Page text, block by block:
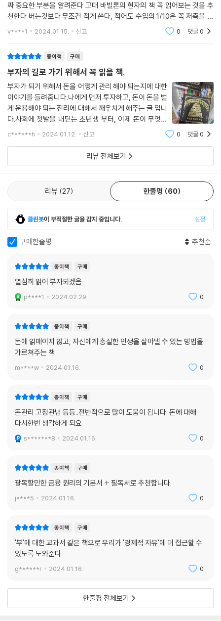
짜 중요한 부분을 알려준다 고대 바빌론의 현자의 책 꼭 읽어보는 것을 추
천한다 버는것보다 무조건 적게 쓴다, 적어도 수입의 1/10은 꼭 저축을 해
야한다 등 좋은 이야기가 담아져있다 한번 읽어보니 괜찮아서 시간 날때
v****1 2024.01.15. 신고 0 댓글0
종이책 구매
부자의 길로 가기 위해서 꼭 읽을 책.
부자가 되기 위해서 돈을 어떻게 관리 해야 되는지에 대한
이야기를 들려줍니다.나에게 먼저 투자하고, 돈이 돈을 벌
게 운용해야 되는 진리에 대해서 깨우치게 해주는 글 입니
다.사회에 첫발을 내딛는 초년생 부터, 이제 돈이 무엇인
지 아는 3040 세대들에게도 충분히 공감이 될 이야기들
c******h 2024.01.12. 신고 0 댓글0
리뷰 전체보기
리뷰 27 한줄평 60
클린봇이 부적절한 글을 감지 중입니다. 설정
구매한줄평 추천순
종이책 구매
열심히 읽어 부자되겠음
p****1 2024.02.29. 0
종이책 구매
돈에 얽매이지 않고, 자신에게 충실한 인생을 살아낼 수 있는 방법을
가르쳐주는 책
m****w 2024.01.16. 0
종이책 구매
돈관리 고정관념 등등..전반적으로 많이 도움이 됩니다. 돈에 대해
다시한번 생각하게 되요
s*******8 2024.01.16. 0
종이책 구매
괄목할만한 금융 원리의 기본서 + 필독서로 추천합니다.
j****5 2024.01.16. 0
종이책 구매
'부'에 대한 교과서 같은 책으로 우리가 '경제적 자유'에 더 접근할 수
있도록 도와준다.
g******r 2024.01.16. 0
한줄평 전체보기